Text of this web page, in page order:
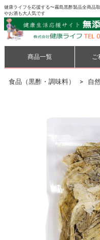
健康ライフを応援する〜霧島黒酢製品全商品
やお酒も大人気です
商品一覧
食品（黒酢・調味料） 自